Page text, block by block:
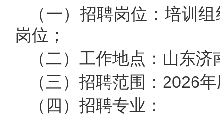
（一）招聘岗位：培训
岗位；
（二）工作地点：山东
（三）招聘范围：2026
（四）招聘专业：